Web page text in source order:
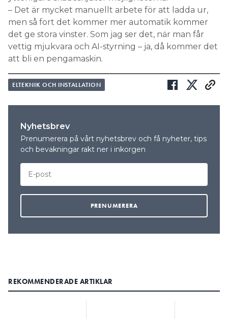
– Det är mycket manuellt arbete för att ladda ur,
men så fort det kommer mer automatik kommer
det ge stora vinster. Som jag ser det, när man får
vettig mjukvara och AI-styrning – ja, då kommer det
att bli en pengamaskin.
ELTEKNIK OCH INSTALLATION
Nyhetsbrev
Prenumerera på vårt nyhetsbrev och få nyheter, tips
och bevakningar rakt ner i inkorgen
REKOMMENDERADE ARTIKLAR